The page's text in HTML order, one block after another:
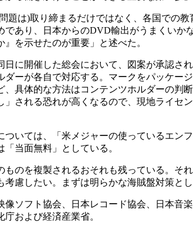
題は)取り締まるだけではなく、各国での
であり、日本からのDVD輸出がうまくいか
を示せたのが重要」と述べた。
に開催した総会において、図案が承認さ
ダーが各自で対応する。マークをパッケー
、具体的な方法はコンテンツホルダーの判
」される恐れが高くなるので、現地ライセ
いては、「米メジャーの使っているエン
「当面無料」としている。
のを複製されるおそれも残っている。そ
考慮したい。まずは明らかな海賊盤対策と
ソフト協会、日本レコード協会、日本音
および経済産業省。